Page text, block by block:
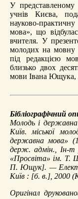
У представленому
учнів Києва,
науково-
мова», що
вчителя. У
молодих на мовну
під редакцією
близько двох
мови Івана Ющука,
Бібліографічний
Молодь і
Київ. міської
державна мова»
держ. адмін., Ін-
«Просвіта» ім. Т.
П. Ющук]. —
Київ : [б. в.], 2000
Оригінал